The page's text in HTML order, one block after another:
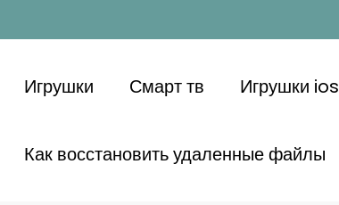
Игрушки Смарт тв Игрушки ios
Как восстановить удаленные файлы